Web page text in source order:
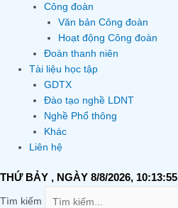
Công đoàn
Văn bản Công đoàn
Hoạt động Công đoàn
Đoàn thanh niên
Tài liệu học tập
GDTX
Đào tạo nghề LDNT
Nghề Phổ thông
Khác
Liên hệ
THỨ BẢY , NGÀY 8/8/2026, 10:13:55
Tìm kiếm